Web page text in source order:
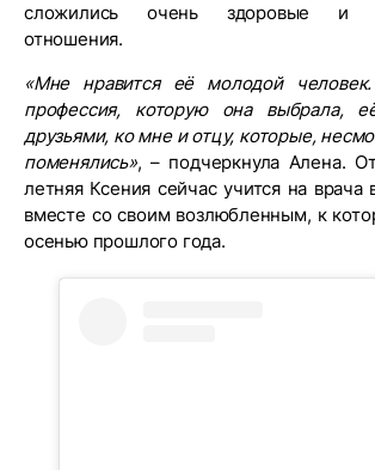
сложились очень здоровые и
отношения.
«Мне нравится её молодой
профессия, которую она выбрала,
друзьями, ко мне и отцу, которые,
поменялись», – подчеркнула Алена.
летняя Ксения сейчас учится на
вместе со своим возлюбленным, к
осенью прошлого года.